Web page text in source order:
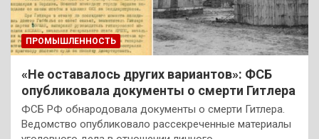
ПРОМЫШЛЕННОСТЬ
«Не оставалось других вариантов»: ФСБ
опубликовала документы о смерти Гитлера
ФСБ РФ обнародовала документы о смерти Гитлера.
Ведомство опубликовало рассекреченные материалы